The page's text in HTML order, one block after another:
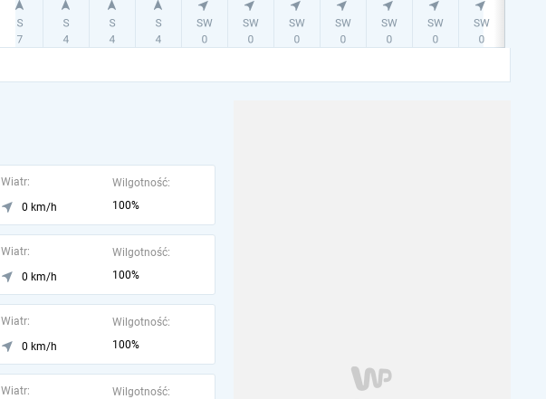
Wiatr:
0 km/h
Wilgotność:
100%
Wiatr:
0 km/h
Wilgotność:
100%
Wiatr:
0 km/h
Wilgotność:
100%
Wiatr:
Wilgotność: